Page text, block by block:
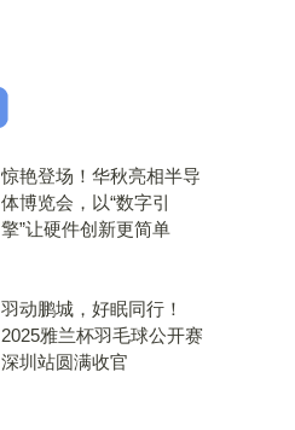
惊艳登场！华秋亮相半导
体博览会，以“数字引
擎”让硬件创新更简单
羽动鹏城，好眠同行！
2025雅兰杯羽毛球公开赛
深圳站圆满收官